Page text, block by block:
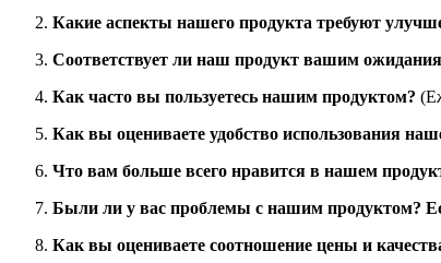
Какие аспекты нашего продукта требуют
Соответствует ли наш продукт вашим
Как часто вы пользуетесь нашим продуктом?
Как вы оцениваете удобство использования
Что вам больше всего нравится в нашем
Были ли у вас проблемы с нашим продуктом?
Как вы оцениваете соотношение цены и